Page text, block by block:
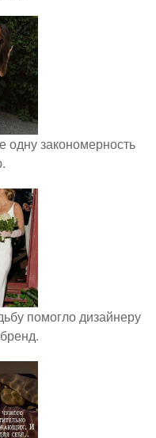
закономерность
помогло дизайнеру